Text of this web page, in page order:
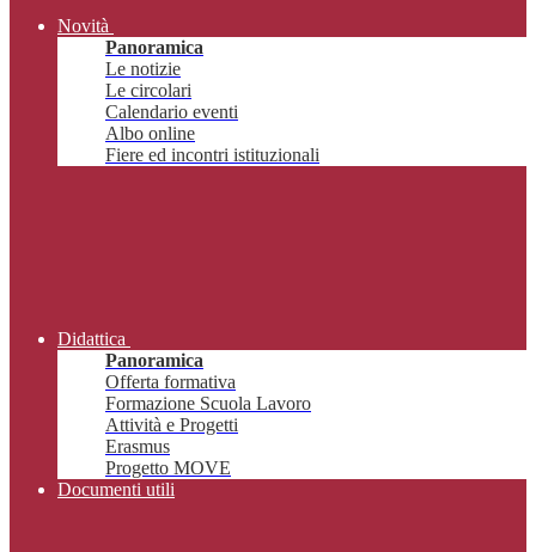
Novità
Panoramica
Le notizie
Le circolari
Calendario eventi
Albo online
Fiere ed incontri istituzionali
Didattica
Panoramica
Offerta formativa
Formazione Scuola Lavoro
Attività e Progetti
Erasmus
Progetto MOVE
Documenti utili